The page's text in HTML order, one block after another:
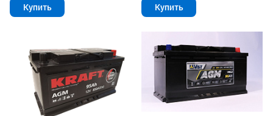
Купить Купить